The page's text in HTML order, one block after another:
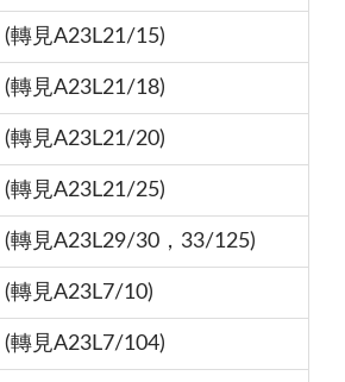
(轉見A23L21/15)
(轉見A23L21/18)
(轉見A23L21/20)
(轉見A23L21/25)
(轉見A23L29/30，33/125)
(轉見A23L7/10)
(轉見A23L7/104)